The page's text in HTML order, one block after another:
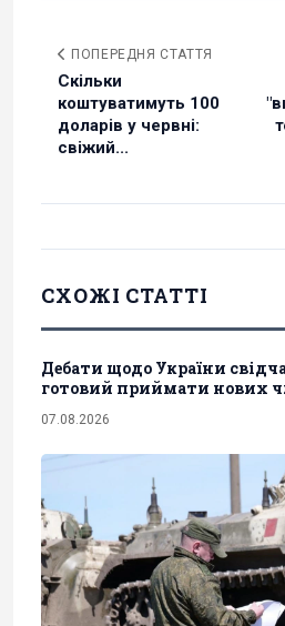
ПОПЕРЕДНЯ СТАТТЯ
Скільки
коштуватимуть 100
доларів у червні:
свіжий...
СХОЖІ СТАТТІ
Дебати щодо України
готовий приймати нових
07.08.2026